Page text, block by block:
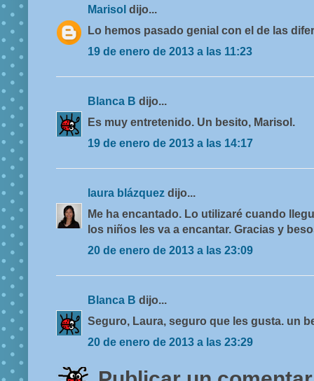
Marisol dijo...
Lo hemos pasado genial con el de las
19 de enero de 2013 a las 11:23
Blanca B dijo...
Es muy entretenido. Un besito, Marisol.
19 de enero de 2013 a las 14:17
laura blázquez dijo...
Me ha encantado. Lo utilizaré cuando
los niños les va a encantar. Gracias y
20 de enero de 2013 a las 23:09
Blanca B dijo...
Seguro, Laura, seguro que les gusta. un
20 de enero de 2013 a las 23:29